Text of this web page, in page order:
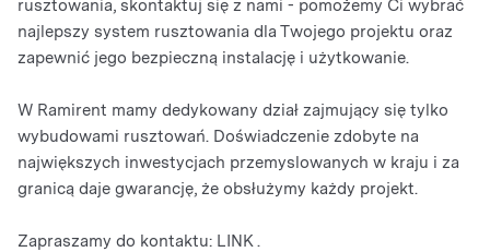
rusztowania, skontaktuj się z nami - pomożemy Ci wybrać
najlepszy system rusztowania dla Twojego projektu oraz
zapewnić jego bezpieczną instalację i użytkowanie.
W Ramirent mamy dedykowany dział zajmujący się tylko
wybudowami rusztowań. Doświadczenie zdobyte na
największych inwestycjach przemyslowanych w kraju i za
granicą daje gwarancję, że obsłużymy każdy projekt.
Zapraszamy do kontaktu: LINK .